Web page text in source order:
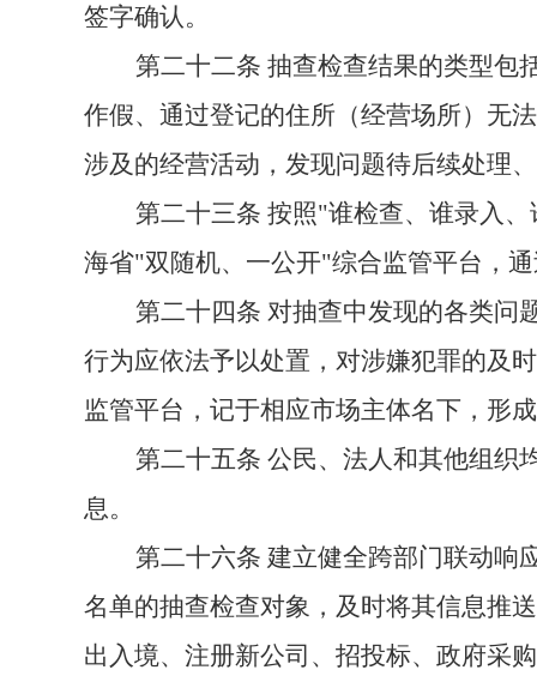
签字确认。
第二十二条 抽查检查结果的类型包
作假、通过登记的住所（经营场所）无
涉及的经营活动，发现问题待后续处理
第二十三条 按照"谁检查、谁录入
海省"双随机、一公开"综合监管平台，
第二十四条 对抽查中发现的各类问
行为应依法予以处置 ，对涉嫌犯罪的及
监管平台，记于相应市场主体名下，形
第二十五条 公民、法人和其他组织
息。
第二十六条 建立健全跨部门联动响
名单的抽查检查对象，及时将其信息推
出入境、注册新公司、招投标、政府采